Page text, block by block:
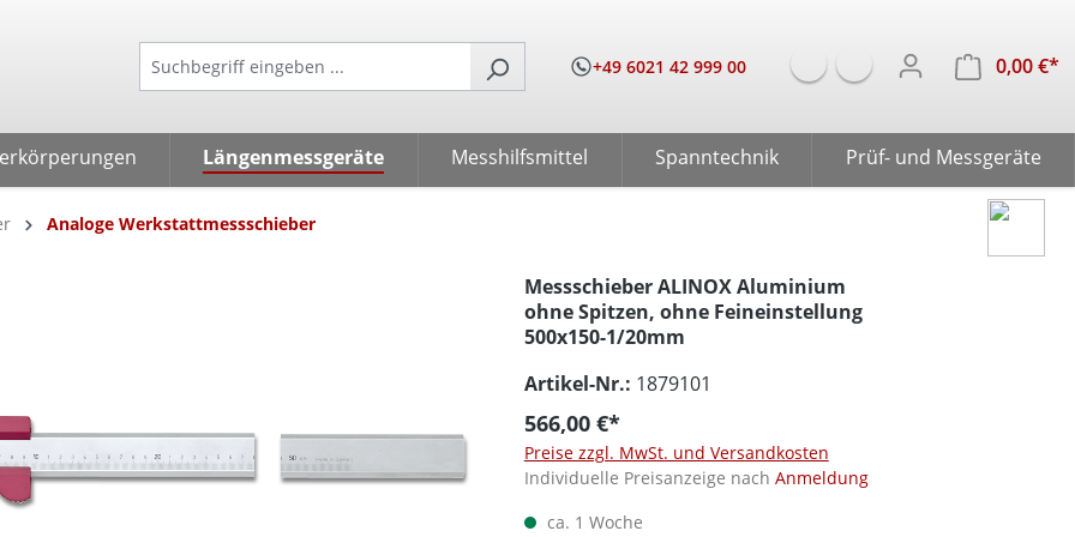
+49 6021 42 999 00
0,00 €*
Längenmessgeräte Messhilfsmittel Spanntechnik Prüf- und Messgeräte
Analoge Werkstattmessschieber
Messschieber ALINOX Aluminium
ohne Spitzen, ohne Feineinstellung
500x150-1/20mm
Artikel-Nr.: 1879101
566,00 €*
Preise zzgl. MwSt. und Versandkosten
Individuelle Preisanzeige nach Anmeldung
ca. 1 Woche